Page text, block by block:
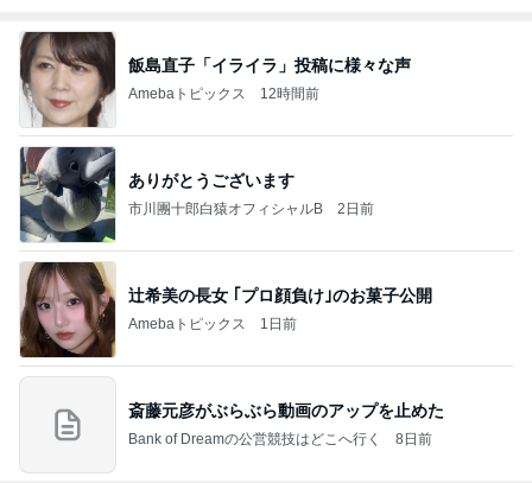
飯島直子「イライラ」投稿に様々な声
Amebaトピックス 12時間前
ありがとうございます
市川團十郎白猿オフィシャルB 2日前
辻希美の長女 ｢プロ顔負け｣のお菓子公開
Amebaトピックス 1日前
斎藤元彦がぶらぶら動画のアップを止めた
Bank of Dreamの公営競技はどこへ行く 8日前